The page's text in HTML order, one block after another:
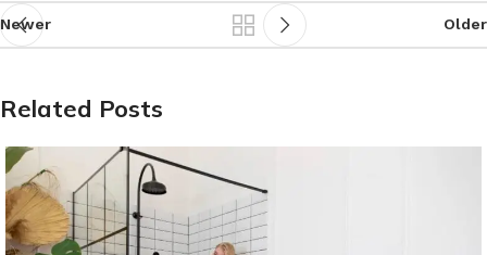
Newer Older
Related Posts